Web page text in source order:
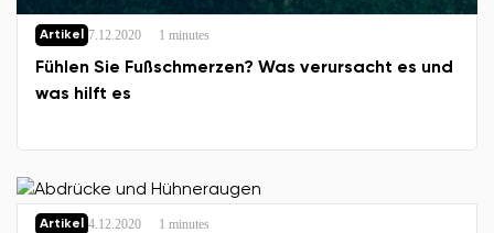
Artikel 7.12.2020 1 minutes
Fühlen Sie Fußschmerzen? Was verursacht es und
was hilft es
Artikel 4.12.2020 1 minutes